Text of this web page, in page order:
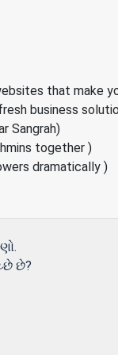
that make
business
Sangrah)
together )
dramatically )
છે?